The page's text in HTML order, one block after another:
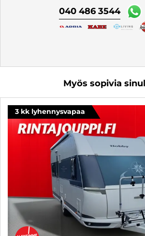
040 486 3544
Myös sopivia
3 kk lyhennysvapaa